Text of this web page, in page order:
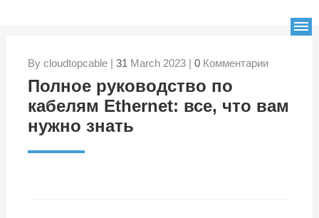
By cloudtopcable | 31 March 2023 | 0Комментарии
Полное руководство по
кабелям Ethernet: все, что вам
нужно знать